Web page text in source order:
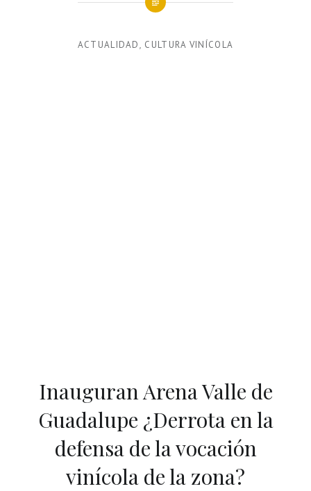
ACTUALIDAD, CULTURA VINÍCOLA
Inauguran Arena Valle de
Guadalupe ¿Derrota en la
defensa de la vocación
vinícola de la zona?